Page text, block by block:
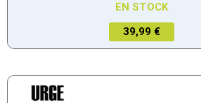
EN STOCK
39,99 €